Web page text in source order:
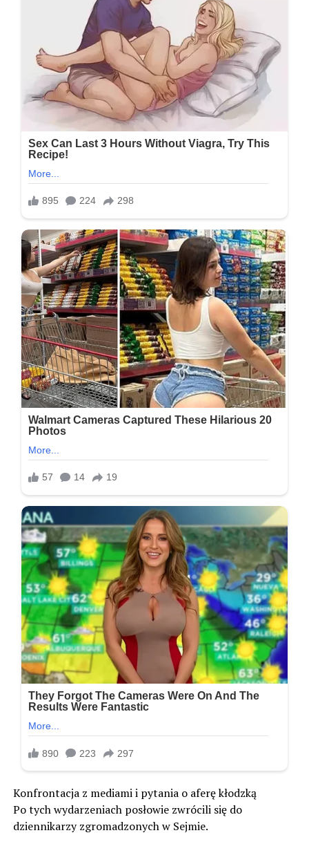
Konfrontacja z mediami i pytania o aferę kłodzką
Po tych wydarzeniach posłowie zwrócili się do
dziennikarzy zgromadzonych w Sejmie.